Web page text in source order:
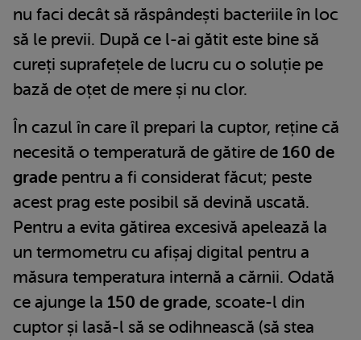
nu faci decât să răspândești bacteriile în loc
să le previi. După ce l-ai gătit este bine să
cureți suprafețele de lucru cu o soluție pe
bază de oțet de mere și nu clor.
În cazul în care îl prepari la cuptor, reține că
necesită o temperatură de gătire de 160 de
grade pentru a fi considerat făcut; peste
acest prag este posibil să devină uscată.
Pentru a evita gătirea excesivă apelează la
un termometru cu afișaj digital pentru a
măsura temperatura internă a cărnii. Odată
ce ajunge la 150 de grade, scoate-l din
cuptor și lasă-l să se odihnească (să stea